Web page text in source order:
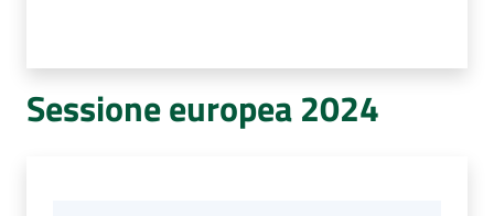
Sessione europea 2024